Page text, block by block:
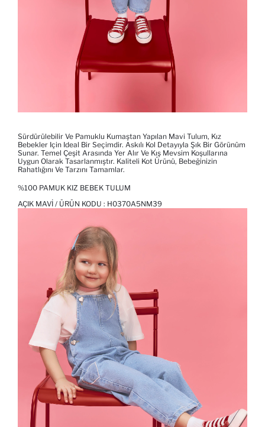
Sürdürülebilir Ve Pamuklu Kumaştan Yapılan Mavi Tulum, Kız
Bebekler Için Ideal Bir Seçimdir. Askılı Kol Detayıyla Şık Bir Görünüm
Sunar. Temel Çeşit Arasında Yer Alır Ve Kış Mevsim Koşullarına
Uygun Olarak Tasarlanmıştır. Kaliteli Kot Ürünü, Bebeğinizin
Rahatlığını Ve Tarzını Tamamlar.
%100 PAMUK KIZ BEBEK TULUM
AÇIK MAVI / ÜRÜN KODU : H0370A5NM39